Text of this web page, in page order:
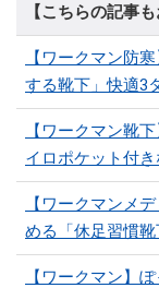
【こちらの記事
【ワークマン防
する靴下」快適3
【ワークマン靴
イロポケット付
【ワークマンメ
める「休足習慣
【ワークマン】